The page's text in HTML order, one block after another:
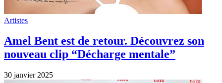
Artistes
Amel Bent est de retour. Découvrez son
nouveau clip “Décharge mentale”
30 janvier 2025